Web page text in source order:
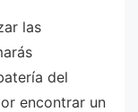
las
del
encontrar un